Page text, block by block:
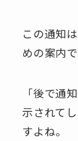
この通知
めの案内で
「後で通
示されて
すよね。